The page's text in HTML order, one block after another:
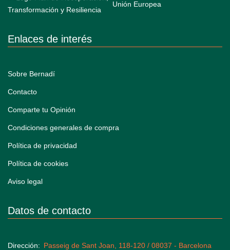
Enlaces de interés
Sobre Bernadí
Contacto
Comparte tu Opinión
Condiciones generales de compra
Política de privacidad
Política de cookies
Aviso legal
Datos de contacto
Dirección Passeig de Sant Joan, 118-120 / 08037 - Barcelona